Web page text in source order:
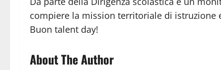
compiere la mission territoriale di istruzione
Buon talent day!
About The Author